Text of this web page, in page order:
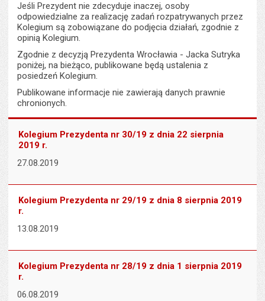
Jeśli Prezydent nie zdecyduje inaczej, osoby
odpowiedzialne za realizację zadań rozpatrywanych przez
Kolegium są zobowiązane do podjęcia działań, zgodnie z
opinią Kolegium.
Zgodnie z decyzją Prezydenta Wrocławia - Jacka Sutryka
poniżej, na bieżąco, publikowane będą ustalenia z
posiedzeń Kolegium.
Publikowane informacje nie zawierają danych prawnie
chronionych.
Kolegium Prezydenta nr 30/19 z dnia 22 sierpnia
2019 r.
27.08.2019
Kolegium Prezydenta nr 29/19 z dnia 8 sierpnia 2019
r.
13.08.2019
Kolegium Prezydenta nr 28/19 z dnia 1 sierpnia 2019
r.
06.08.2019